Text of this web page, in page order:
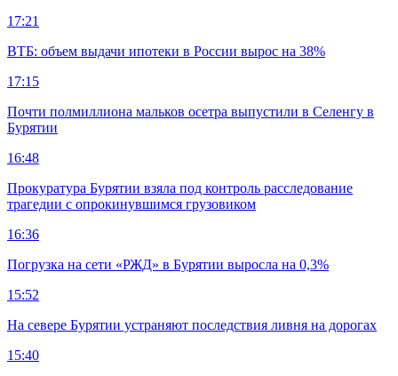
17:21
ВТБ: объем выдачи ипотеки в России вырос на 38%
17:15
Почти полмиллиона мальков осетра выпустили в Селенгу в
Бурятии
16:48
Прокуратура Бурятии взяла под контроль расследование
трагедии с опрокинувшимся грузовиком
16:36
Погрузка на сети «РЖД» в Бурятии выросла на 0,3%
15:52
На севере Бурятии устраняют последствия ливня на дорогах
15:40